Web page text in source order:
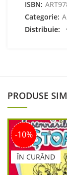
ISBN:
Categorie:
Distribuie
PRODUSE
-10%
ÎN CURÂND